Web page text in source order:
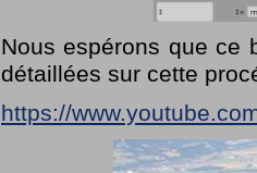
Nous espérons que ce
détaillées sur cette
https://